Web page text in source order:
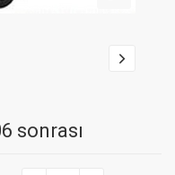
sonrası